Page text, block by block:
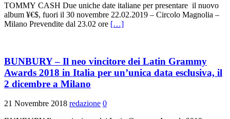
TOMMY CASH Due uniche date italiane per presentare il nuovo
album ¥€$, fuori il 30 novembre 22.02.2019 – Circolo Magnolia –
Milano Prevendite dal 23.02 ore […]
BUNBURY – Il neo vincitore dei Latin Grammy
Awards 2018 in Italia per un’unica data esclusiva, il
2 dicembre a Milano
21 Novembre 2018 redazione 0